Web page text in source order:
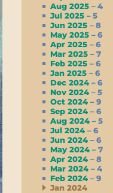
Aug 2025 – 4
Jul 2025 – 5
Jun 2025 – 8
May 2025 – 6
Apr 2025 – 6
Mar 2025 – 7
Feb 2025 – 6
Jan 2025 – 6
Dec 2024 – 6
Nov 2024 – 5
Oct 2024 – 9
Sep 2024 – 6
Aug 2024 – 5
Jul 2024 – 6
Jun 2024 – 6
May 2024 – 7
Apr 2024 – 8
Mar 2024 – 4
Feb 2024 – 9
Jan 2024